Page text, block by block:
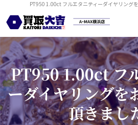
PT950 1.00ct フルエタニティーダイヤリング
PT950 1.00ct フ
ーダイヤリングを
頂きまし